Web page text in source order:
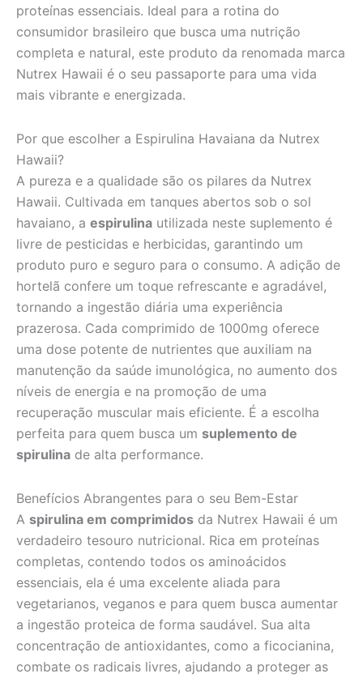
proteínas essenciais. Ideal para a rotina do
consumidor brasileiro que busca uma nutrição
completa e natural, este produto da renomada marca
Nutrex Hawaii é o seu passaporte para uma vida
mais vibrante e energizada.
Por que escolher a Espirulina Havaiana da Nutrex
Hawaii?
A pureza e a qualidade são os pilares da Nutrex
Hawaii. Cultivada em tanques abertos sob o sol
havaiano, a espirulina utilizada neste suplemento é
livre de pesticidas e herbicidas, garantindo um
produto puro e seguro para o consumo. A adição de
hortelã confere um toque refrescante e agradável,
tornando a ingestão diária uma experiência
prazerosa. Cada comprimido de 1000mg oferece
uma dose potente de nutrientes que auxiliam na
manutenção da saúde imunológica, no aumento dos
níveis de energia e na promoção de uma
recuperação muscular mais eficiente. É a escolha
perfeita para quem busca um suplemento de
spirulina de alta performance.
Benefícios Abrangentes para o seu Bem-Estar
A spirulina em comprimidos da Nutrex Hawaii é um
verdadeiro tesouro nutricional. Rica em proteínas
completas, contendo todos os aminoácidos
essenciais, ela é uma excelente aliada para
vegetarianos, veganos e para quem busca aumentar
a ingestão proteica de forma saudável. Sua alta
concentração de antioxidantes, como a ficocianina,
combate os radicais livres, ajudando a proteger as